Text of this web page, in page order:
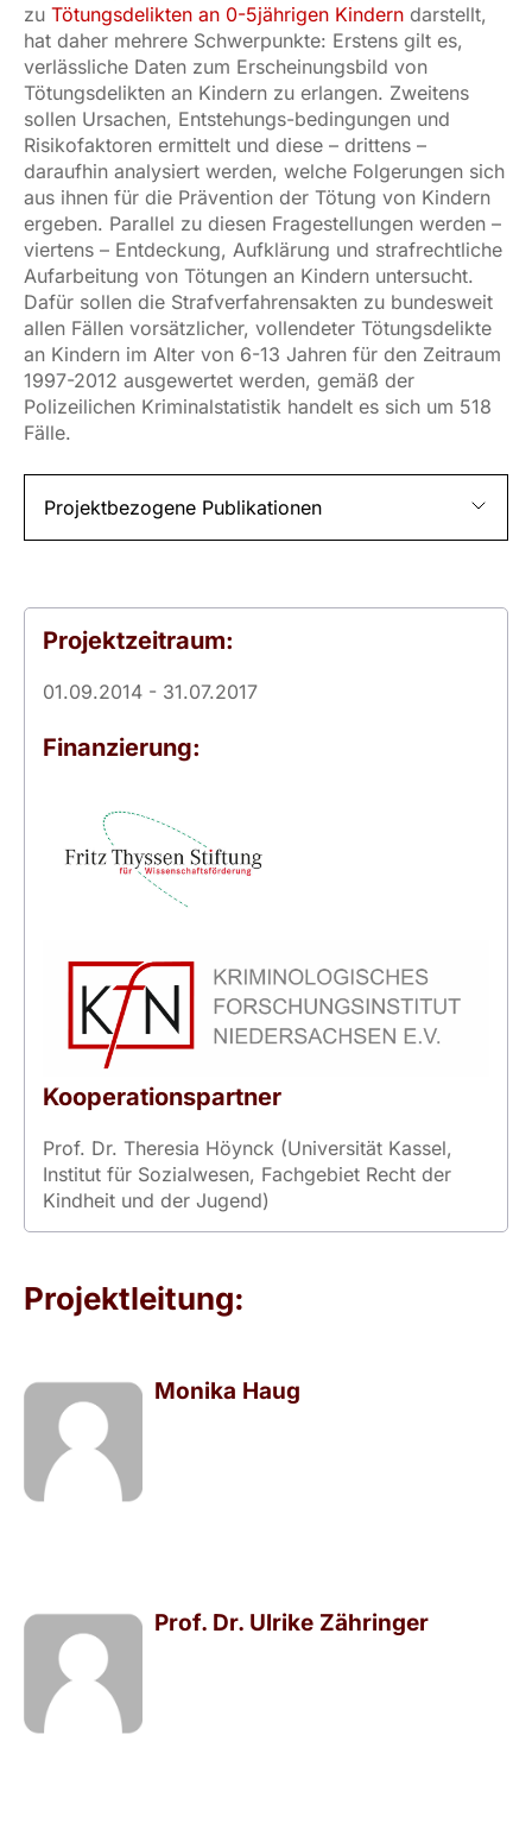
zu Tötungsdelikten an 0-5jährigen Kindern darstellt,
hat daher mehrere Schwerpunkte: Erstens gilt es,
verlässliche Daten zum Erscheinungsbild von
Tötungsdelikten an Kindern zu erlangen. Zweitens
sollen Ursachen, Entstehungs-bedingungen und
Risikofaktoren ermittelt und diese – drittens –
daraufhin analysiert werden, welche Folgerungen sich
aus ihnen für die Prävention der Tötung von Kindern
ergeben. Parallel zu diesen Fragestellungen werden –
viertens – Entdeckung, Aufklärung und strafrechtliche
Aufarbeitung von Tötungen an Kindern untersucht.
Dafür sollen die Strafverfahrensakten zu bundesweit
allen Fällen vorsätzlicher, vollendeter Tötungsdelikte
an Kindern im Alter von 6-13 Jahren für den Zeitraum
1997-2012 ausgewertet werden, gemäß der
Polizeilichen Kriminalstatistik handelt es sich um 518
Fälle.
Projektbezogene Publikationen
Projektzeitraum:
01.09.2014 - 31.07.2017
Finanzierung:
Kooperationspartner
Prof. Dr. Theresia Höynck (Universität Kassel,
Institut für Sozialwesen, Fachgebiet Recht der
Kindheit und der Jugend)
Projektleitung:
Monika Haug
Prof. Dr. Ulrike Zähringer